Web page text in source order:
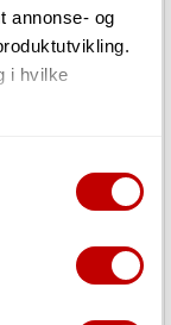
annonse- og
i hvilke
skanne den
Lewitt LCT 40 M2 stereobar
i Grimstad